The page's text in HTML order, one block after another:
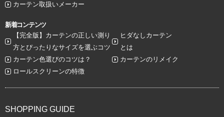
カーテン取扱いメーカー
新着コンテンツ
【完全版】カーテンの正しい測り
方とぴったりなサイズを選ぶコツ
ヒダなしカーテン
とは
カーテン色選びのコツは？
カーテンのリメイク
ロールスクリーンの特徴
SHOPPING GUIDE